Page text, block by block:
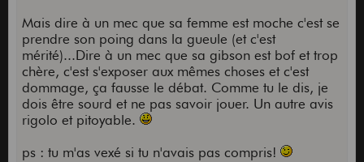
Mais dire à un mec que sa femme est moche c'est se
prendre son poing dans la gueule (et c'est
mérité)...Dire à un mec que sa gibson est bof et trop
chère, c'est s'exposer aux mêmes choses et c'est
dommage, ça fausse le débat. Comme tu le dis, je
dois être sourd et ne pas savoir jouer. Un autre avis
rigolo et pitoyable.
ps : tu m'as vexé si tu n'avais pas compris!